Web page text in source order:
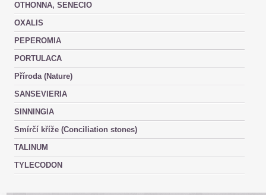
OTHONNA, SENECIO
OXALIS
PEPEROMIA
PORTULACA
Příroda (Nature)
SANSEVIERIA
SINNINGIA
Smírčí kříže (Conciliation stones)
TALINUM
TYLECODON